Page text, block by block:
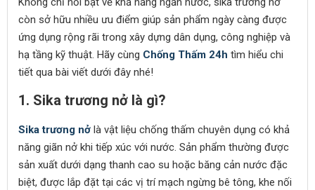
còn sở hữu nhiều ưu điểm giúp sản phẩm ngày càng được
ứng dụng rộng rãi trong xây dựng dân dụng, công nghiệp và
hạ tầng kỹ thuật. Hãy cùng Chống Thấm 24h tìm hiểu chi
tiết qua bài viết dưới đây nhé!
1. Sika trương nở là gì?
Sika trương nở là vật liệu chống thấm chuyên dụng có khả
năng giãn nở khi tiếp xúc với nước. Sản phẩm thường được
sản xuất dưới dạng thanh cao su hoặc băng cản nước đặc
biệt, được lắp đặt tại các vị trí mạch ngừng bê tông, khe nối